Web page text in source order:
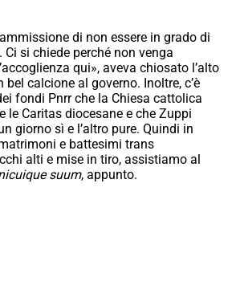
di non essere in grado di
si chiede perché non venga
qui», aveva chiosato l’alto
calcione al governo. Inoltre, c’è
fondi Pnrr che la Chiesa cattolica
le Caritas diocesane e che Zuppi
giorno sì e l’altro pure. Quindi in
e battesimi trans
alti e mise in tiro, assistiamo al
suum, appunto.